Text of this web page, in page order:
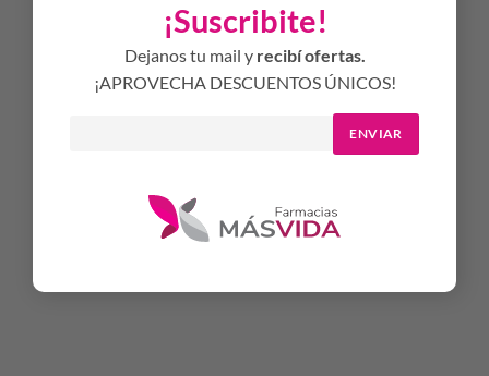
¡Suscribite!
Dejanos tu mail y recibí ofertas.
¡APROVECHA DESCUENTOS ÚNICOS!
ENVIAR
Aplicar sobre la piel limpia y seca tantas veces como sea
necesario. Insistir en las zonas más afectadas.
Clínica y dermatológicamente testeado